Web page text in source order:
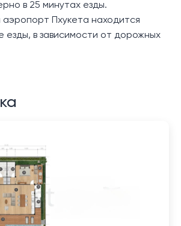
в 25 минутах езды.
Пхукета находится
езды, в зависимости от дорожных